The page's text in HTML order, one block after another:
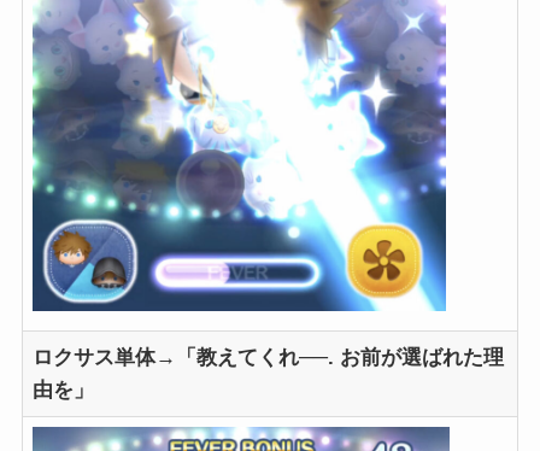
ロクサス単体→「教えてくれ──. お前が選ばれた理
由を」